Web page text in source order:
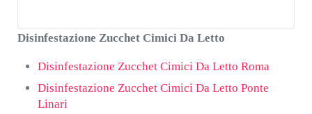
Disinfestazione Zucchet Cimici Da Letto
Disinfestazione Zucchet Cimici Da Letto Roma
Disinfestazione Zucchet Cimici Da Letto Ponte
Linari